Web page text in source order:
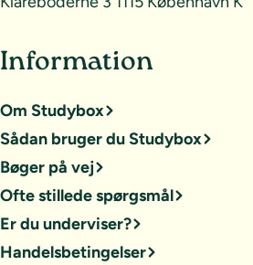
Information
Om Studybox
Sådan bruger du Studybox
Bøger på vej
Ofte stillede spørgsmål
Er du underviser?
Handelsbetingelser